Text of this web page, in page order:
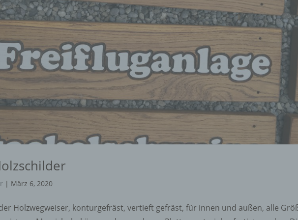
| März 6, 2020
Holzwegweiser, konturgefräst, vertieft gefräst, für innen und außen, alle
Offenlegung durch Übermittlung, Verbreitung oder eine andere Form
Bereitstellung, den Abgleich oder die Verknüpfung, die
Löschen oder die Vernichtung.
d) Einschränkung der Verarbeitung
Einschränkung der Verarbeitung ist die Markierung gespeicherter
personenbezogener Daten mit dem Ziel, ihre künftige Verarbeitung
einzuschränken.
e) Profiling
Profiling ist jede Art der automatisierten Verarbeitung
Daten, die darin besteht, dass diese personenbezogenen Daten
Interessen, Zuverlässigkeit, Verhalten, Aufenthaltsort oder
dieser natürlichen Person zu analysieren oder vorherzusagen.